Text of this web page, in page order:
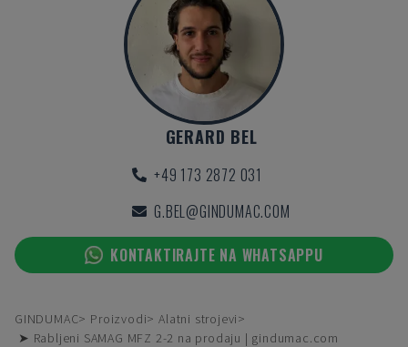
GERARD BEL
+49 173 2872 031
G.BEL@GINDUMAC.COM
KONTAKTIRAJTE NA WHATSAPPU
GINDUMAC Proizvodi
Alatni strojevi
➤ Rabljeni SAMAG MFZ 2-2 na prodaju | gindumac.com